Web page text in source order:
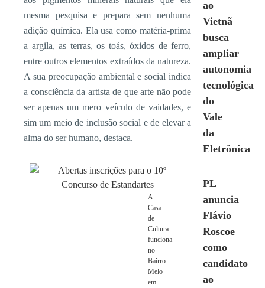
mesma pesquisa e prepara sem nenhuma
adição química. Ela usa como matéria-prima
a argila, as terras, os toás, óxidos de ferro,
entre outros elementos extraídos da natureza.
A sua preocupação ambiental e social indica
a consciência da artista de que arte não pode
ser apenas um mero veículo de vaidades, e
sim um meio de inclusão social e de elevar a
alma do ser humano, destaca.
A
Casa
de
Cultura
funciona
no
Bairro
Melo
em
ao
Vietnã
busca
ampliar
autonomia
tecnológica
do
Vale
da
Eletrônica
PL
anuncia
Flávio
Roscoe
como
candidato
ao